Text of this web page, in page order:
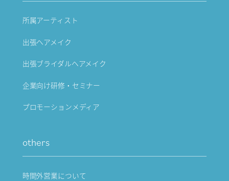
所属アーティスト
出張ヘアメイク
出張ブライダルヘアメイク
企業向け研修・セミナー
プロモーションメディア
others
時間外営業について